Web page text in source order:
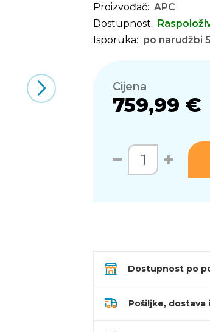
Proizvođač: APC
Dostupnost:
Isporuka: po narudžbi
Cijena
759,99 €
Dostupnost po
Pošiljke,